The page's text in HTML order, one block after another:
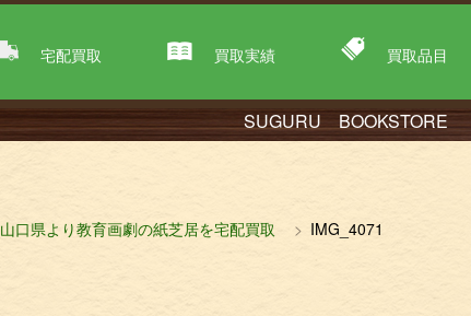
宅配買取 買取実績 買取品目
SUGURU BOOKSTORE
山口県より教育画劇の紙芝居を宅配買取 IMG_4071